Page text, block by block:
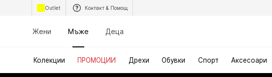
Outlet Контакт & Помощ
Жени Мъже Деца
Колекции ПРОМОЦИИ Дрехи Обувки Спорт Аксесоари